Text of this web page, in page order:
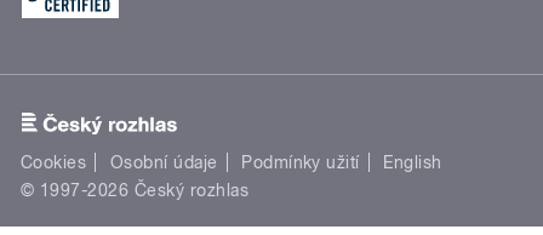
Cookies Osobní údaje Podmínky užití
English
© 1997-2026 Český rozhlas